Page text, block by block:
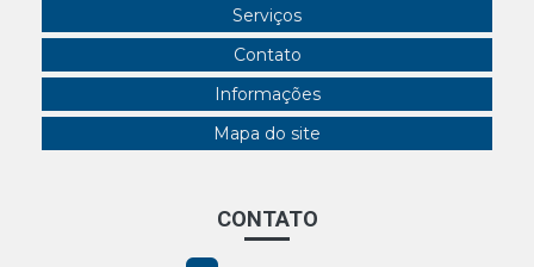
Serviços
Contato
Informações
Mapa do site
CONTATO